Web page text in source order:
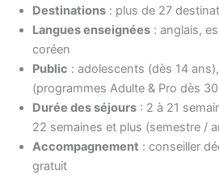
Destinations : plus de 27
Langues enseignées : anglais,
coréen
Public : adolescents (dès 14
(programmes Adulte & Pro dès
Durée des séjours : 2 à 21
22 semaines et plus (semestre /
Accompagnement : conseiller
gratuit